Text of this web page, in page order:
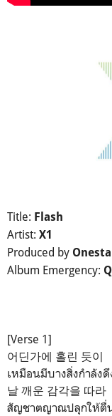
Title: Flash
Artist: X1
Produced by
Album Emergency:
[Verse 1]
어딘가에 홀린 듯이
เหมือนมีบางสิ่งกำลัง
날 깨운 감각을 따라
สัญชาตญาณปลุกให้ตื่